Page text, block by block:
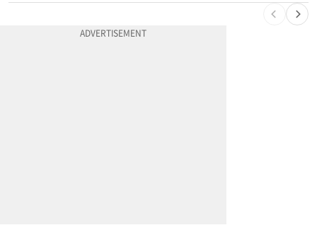
“전쟁터 같았다”…테슬라 충돌로 OC 주택 4채 파손